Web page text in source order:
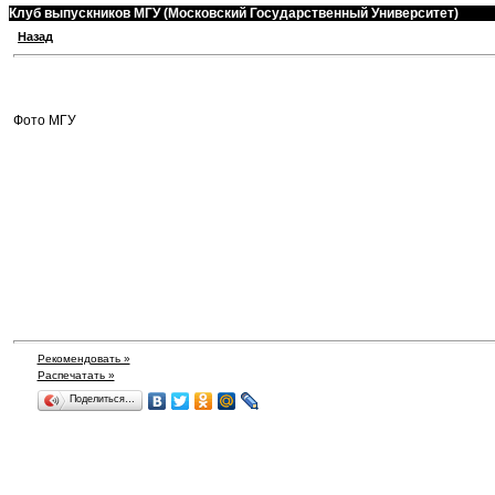
Клуб выпускников МГУ (Московский Государственный Университет)
Назад
Фото МГУ
Рекомендовать »
Распечатать »
Поделиться…